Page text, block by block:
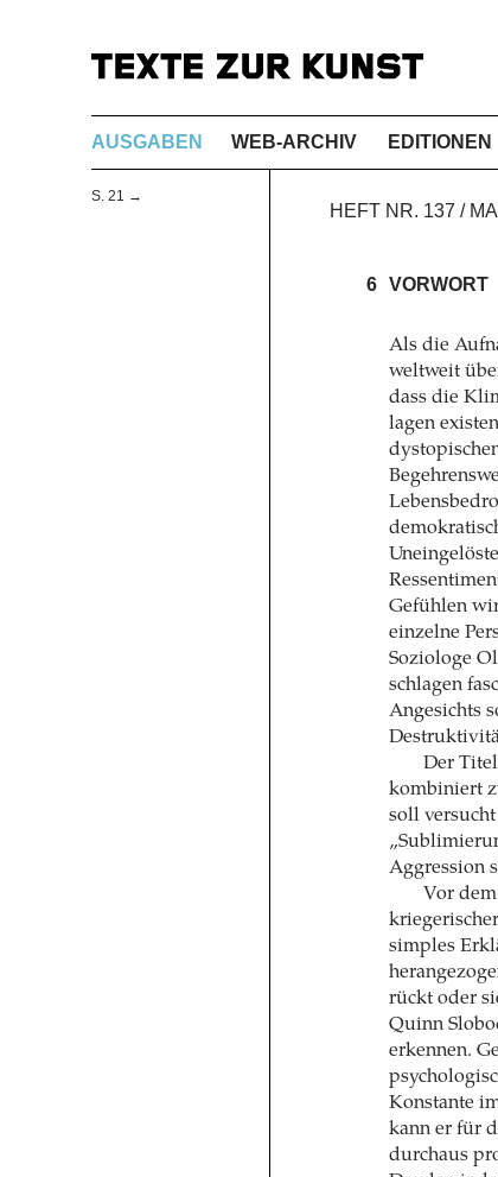
AUSGABEN WEB-ARCHIV EDITIONEN
S. 21 →
HEFT NR. 137 /
6 VORWORT
Als die
weltweit
dass die
lagen
Gefühlen
einzelne
Soziologe
schlagen
Angesichts
Der
kombiniert
soll
Aggression
Vor
simples
rückt oder
Quinn
erkennen.
Konstante
kann er für
durchaus